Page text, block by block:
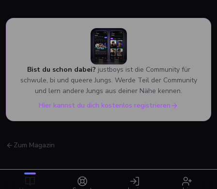
Bist du schon dabei? justboys ist die Community für
schwule, bi und queere Jungs. Werde Teil der Community
und lern andere Jungs aus deiner Nähe kennen.
Hier kannst du dich kostenlos registrieren
Zum Magazin